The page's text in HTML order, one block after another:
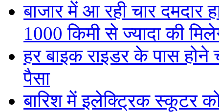
बाजार में आ रही चार दमदार
1000 किमी से ज्यादा की
हर बाइक राइडर के पास होने
पैसा
बारिश में इलेक्ट्रिक स्कूटर को